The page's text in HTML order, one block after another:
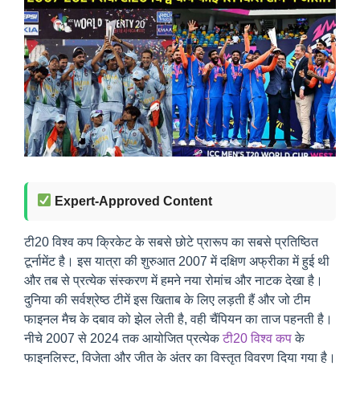
Expert-Approved Content
टी20 विश्व कप क्रिकेट के सबसे छोटे प्रारूप का सबसे प्रतिष्ठित
टूर्नामेंट है। इस यात्रा की शुरुआत 2007 में दक्षिण अफ्रीका में हुई थी
और तब से प्रत्येक संस्करण में हमने नया रोमांच और नाटक देखा है।
दुनिया की सर्वश्रेष्ठ टीमें इस खिताब के लिए लड़ती हैं और जो टीम
फाइनल मैच के दबाव को झेल लेती है, वही चैंपियन का ताज पहनती है।
नीचे 2007 से 2024 तक आयोजित प्रत्येकटी20 विश्व कपके
फाइनलिस्ट, विजेता और जीत के अंतर का विस्तृत विवरण दिया गया है।